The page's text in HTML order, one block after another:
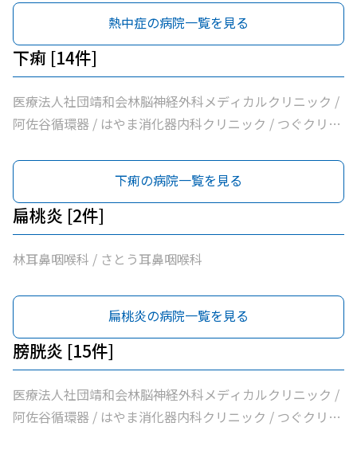
人社団昇陽会阿佐谷すずき診療所 / 長沼内科 / 医療法人社
団明笙会たけうち内科 / 医療法人社団成宗診療所 / 今関医
院 / 医療法人社団蘭松会蘭松医院 / 医療法人社団成東会松
浦整形外科内科 / シャレール荻窪前やすだクリニック
熱中症の病院一覧を見る
下痢 [14件]
医療法人社団靖和会林脳神経外科メディカルクリニック /
阿佐谷循環器 / はやま消化器内科クリニック / つぐクリニ
人社団昇陽会阿佐谷すずき診療所 / 長沼内科 / 医療法人社
団明笙会たけうち内科 / 医療法人社団成宗診療所 / 今関医
院 / 医療法人社団蘭松会蘭松医院 / 医療法人社団成東会松
浦整形外科内科 / シャレール荻窪前やすだクリニック
下痢の病院一覧を見る
扁桃炎 [2件]
林耳鼻咽喉科 / さとう耳鼻咽喉科
扁桃炎の病院一覧を見る
膀胱炎 [15件]
医療法人社団靖和会林脳神経外科メディカルクリニック /
阿佐谷循環器 / はやま消化器内科クリニック / つぐクリニ